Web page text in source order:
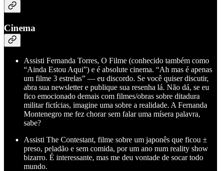
Cinema
Assisti Fernanda Torres, O Filme (conhecido também como
“Ainda Estou Aqui”) e é absolute cinema. “Ah mas é apenas
um filme 3 estrelas” — eu discordo. Se você quiser discutir,
abra sua newsletter e publique sua resenha lá. Não dá, se eu
fico emocionado demais com filmes/obras sobre ditadura
militar fictícias, imagine uma sobre a realidade. A Fernanda
Montenegro me fez chorar sem falar uma mísera palavra,
sabe?
Assisti The Contestant, filme sobre um japonês que ficou ±
preso, peladão e sem comida, por um ano num reality show
bizarro. É interessante, mas me deu vontade de socar todo
mundo.